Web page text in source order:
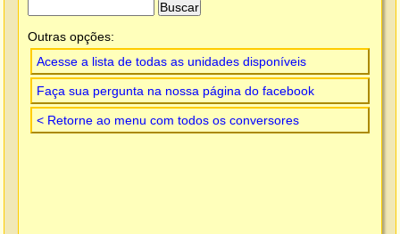
Outras opções:
Acesse a lista de todas as unidades disponíveis
Faça sua pergunta na nossa página do facebook
< Retorne ao menu com todos os conversores